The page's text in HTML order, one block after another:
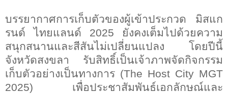
บรรยากาศการเก็บตัวของผู้เข้าประกวด มิสแก
รนด์ ไทยแลนด์ 2025 ยังคงเต็มไปด้วยความ
สนุกสนานและสีสันไม่เปลี่ยนแปลง โดยปีนี้
จังหวัดสงขลา รับสิทธิ์เป็นเจ้าภาพจัดกิจกรรม
เก็บตัวอย่างเป็นทางการ (The Host City MGT
2025) เพื่อประชาสัมพันธ์เอกลักษณ์และ